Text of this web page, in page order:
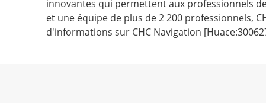
innovantes qui permettent aux professionnels
et une équipe de plus de 2 200 professionnels,
d'informations sur CHC Navigation